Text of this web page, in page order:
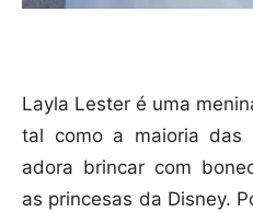
Layla Lester é uma
tal como a maioria das
adora brincar com
as princesas da Disney.